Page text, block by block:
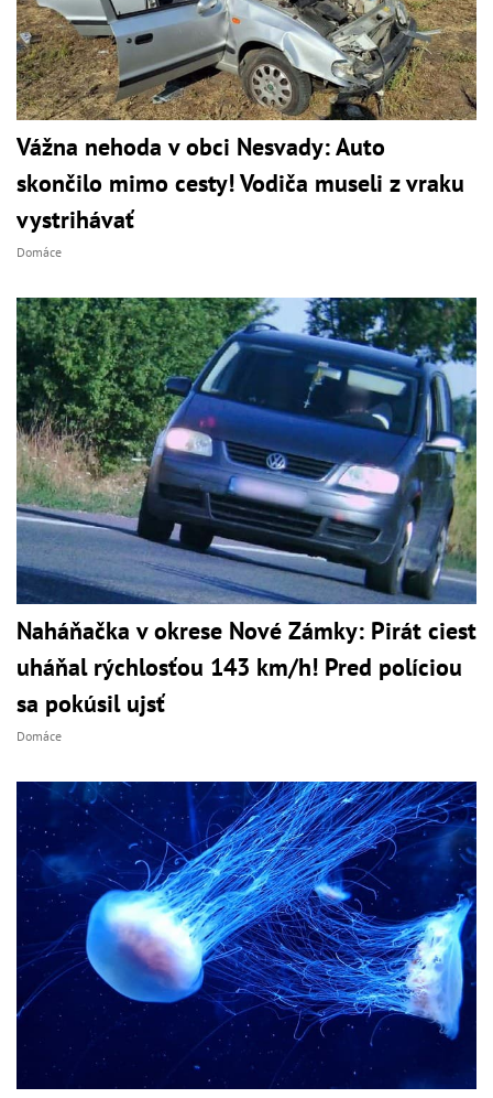
Vážna nehoda v obci Nesvady: Auto
skončilo mimo cesty! Vodiča museli z vraku
vystrihávať
Domáce
Naháňačka v okrese Nové Zámky: Pirát ciest
uháňal rýchlosťou 143 km/h! Pred políciou
sa pokúsil ujsť
Domáce